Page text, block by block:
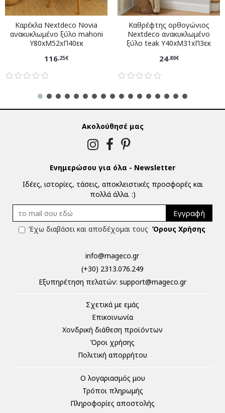
Καρέκλα Nextdeco Novia
ανακυκλωμένο ξύλο mahoni
Υ80xM52xΠ40εκ
116,25€
Καθρέφτης ορθογώνιος
Nextdeco ανακυκλωμένο
ξύλο teak Υ40xM31xΠ3εκ
24,80€
Ακολούθησέ μας
Ενημερώσου για όλα - Newsletter
Ιδέες, ιστορίες, τάσεις, αποκλειστικές προσφορές και
πολλά άλλα. :)
Εγγραφή
Έχω διαβάσει και αποδέχομαι τους Όρους Χρήσης
info@mageco.gr
(+30) 2313.076.249
Eξυπηρέτηση πελατών: support@mageco.gr
Σχετικά με εμάς
Επικοινωνία
Χονδρική διάθεση προϊόντων
Όροι χρήσης
Πολιτική απορρήτου
Ο λογαριασμός μου
Τρόποι πληρωμής
Πληροφορίες αποστολής